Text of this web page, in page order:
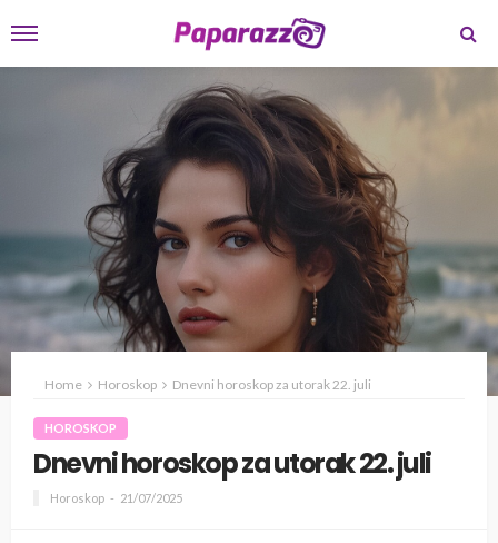
Home Horoskop Dnevni horoskop za utorak 22. juli
HOROSKOP
Dnevni horoskop za utorak 22. juli
Horoskop 21/07/2025